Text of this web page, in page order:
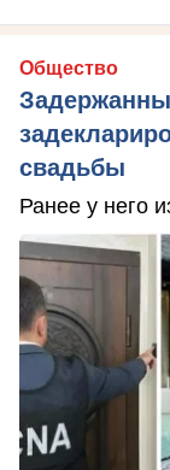
Общество
свадьбы
Ранее у него